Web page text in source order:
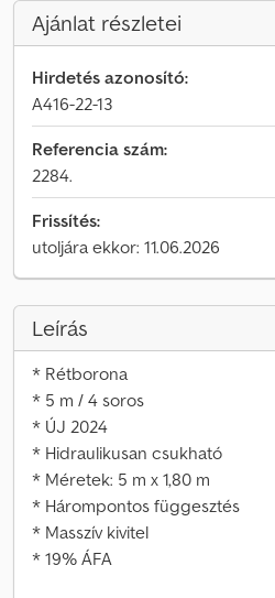
Ajánlat részletei
Hirdetés azonosító:
A416-22-13
Referencia szám:
2284.
Frissítés:
utoljára ekkor: 11.06.2026
Leírás
* Rétborona
* 5 m / 4 soros
* ÚJ 2024
* Hidraulikusan csukható
* Méretek: 5 m x 1,80 m
* Hárompontos függesztés
* Masszív kivitel
* 19% ÁFA